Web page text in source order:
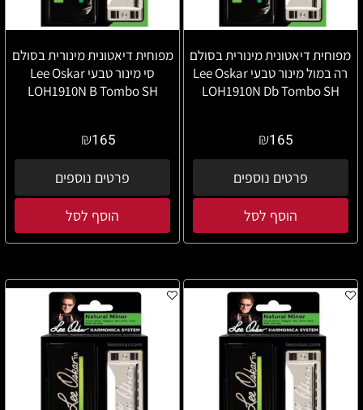
מפוחית דיאטונית מינורית בסולם
רה במול מינור טבעי Lee Oskar
LOH1910N Db Tombo SH
₪165
פרטים נוספים
הוסף לסל
מפוחית דיאטונית מינורית בסולם
סי מינור טבעי Lee Oskar
LOH1910N B Tombo SH
₪165
פרטים נוספים
הוסף לסל